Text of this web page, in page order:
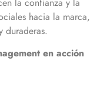
hacia la marca,
duraderas.
en acción